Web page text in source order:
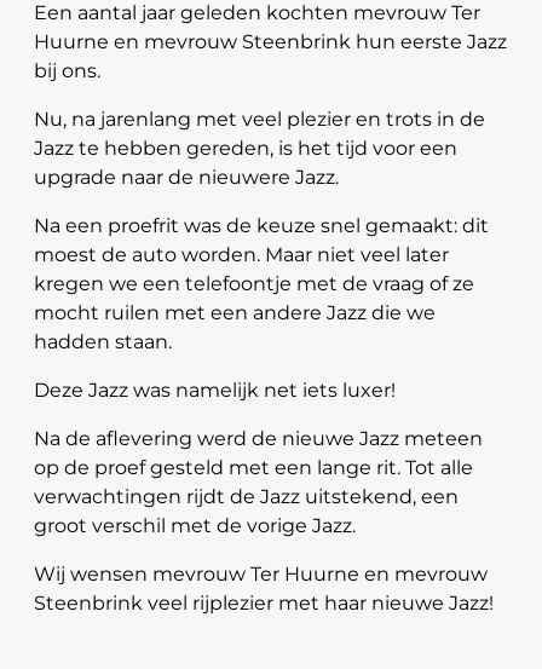
Een aantal jaar geleden kochten mevrouw Ter
Huurne en mevrouw Steenbrink hun eerste Jazz
bij ons.
Nu, na jarenlang met veel plezier en trots in de
Jazz te hebben gereden, is het tijd voor een
upgrade naar de nieuwere Jazz.
Na een proefrit was de keuze snel gemaakt: dit
moest de auto worden. Maar niet veel later
kregen we een telefoontje met de vraag of ze
mocht ruilen met een andere Jazz die we
hadden staan.
Deze Jazz was namelijk net iets luxer!
Na de aflevering werd de nieuwe Jazz meteen
op de proef gesteld met een lange rit. Tot alle
verwachtingen rijdt de Jazz uitstekend, een
groot verschil met de vorige Jazz.
Wij wensen mevrouw Ter Huurne en mevrouw
Steenbrink veel rijplezier met haar nieuwe Jazz!